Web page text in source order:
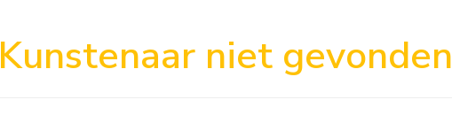
Kunstenaar niet gevonden